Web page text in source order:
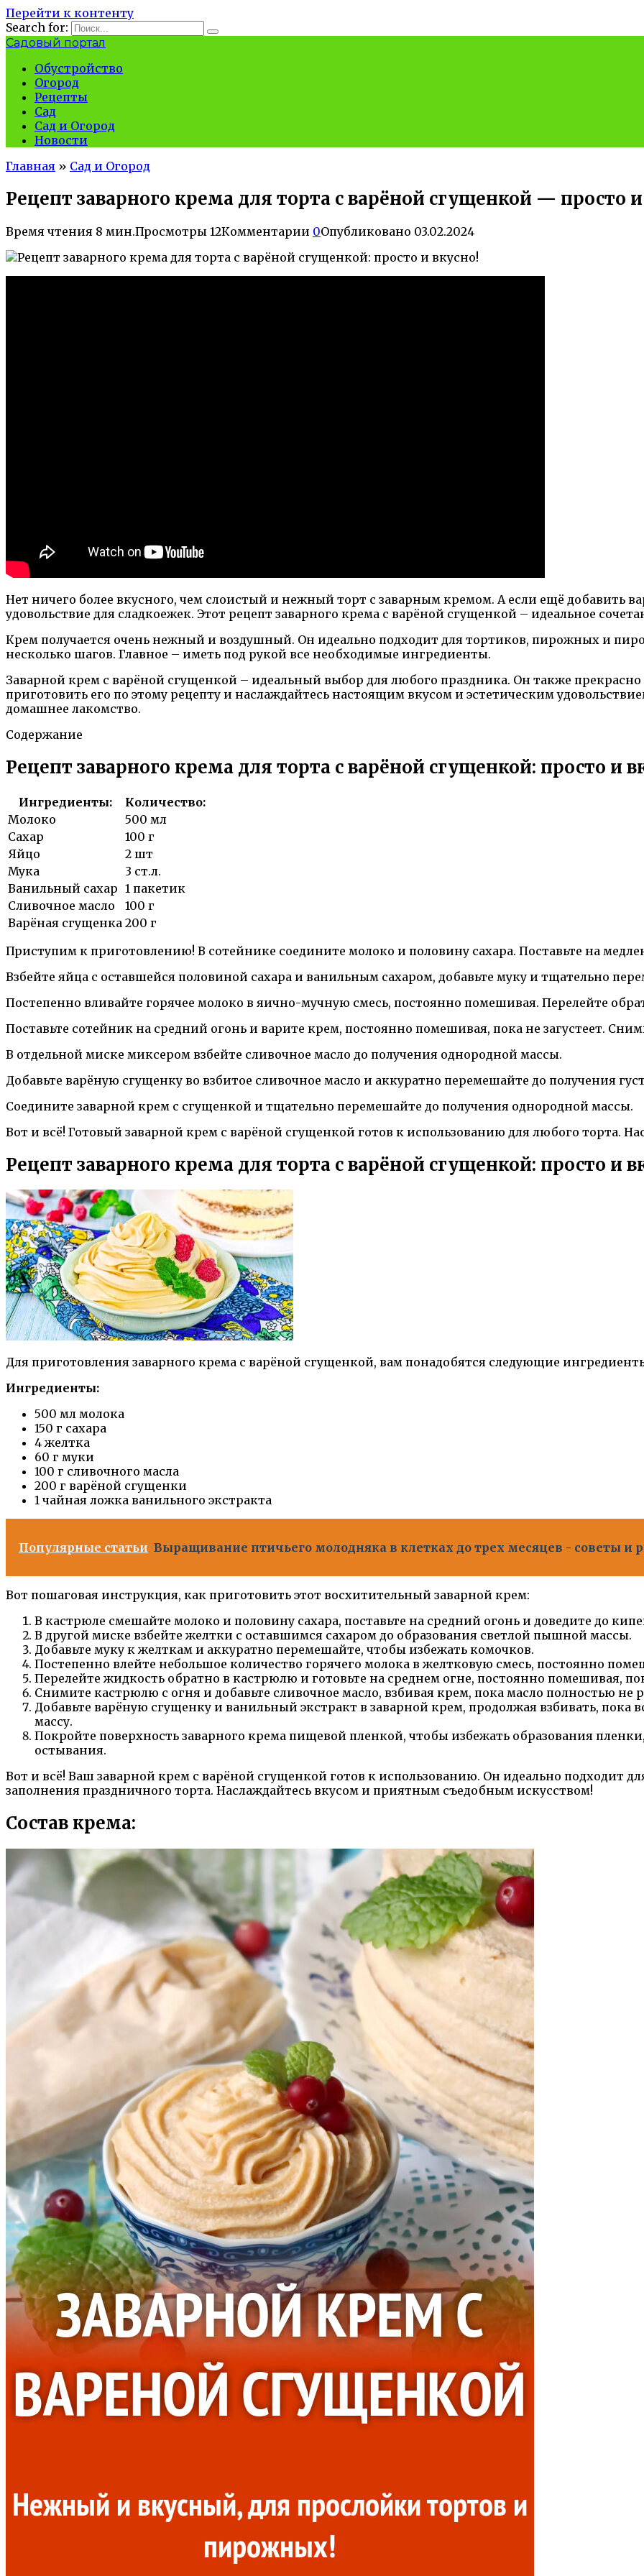
Перейти к контенту
Search for:
Садовый портал
Обустройство
Огород
Рецепты
Сад
Сад и Огород
Новости
Главная » Сад и Огород
Рецепт заварного крема для торта с варёной сгущенкой — просто
Время чтения 8 мин.Просмотры 12Комментарии 0Опубликовано 03.02.2024
Нет ничего более вкусного, чем слоистый и нежный торт с заварным кремом. А если ещё добавить
удовольствие для сладкоежек. Этот рецепт заварного крема с варёной сгущенкой – идеальное
Крем получается очень нежный и воздушный. Он идеально подходит для тортиков, пирожных и
несколько шагов. Главное – иметь под рукой все необходимые ингредиенты.
Заварной крем с варёной сгущенкой – идеальный выбор для любого праздника. Он также
приготовить его по этому рецепту и наслаждайтесь настоящим вкусом и эстетическим
домашнее лакомство.
Содержание
Рецепт заварного крема для торта с варёной сгущенкой: просто и
Ингредиенты:
Количество:
Молоко
500 мл
Сахар
100 г
Яйцо
2 шт
Мука
3 ст.л.
Ванильный сахар 1 пакетик
Сливочное масло
100 г
Варёная сгущенка 200 г
Приступим к приготовлению! В сотейнике соедините молоко и половину сахара. Поставьте на
Взбейте яйца с оставшейся половиной сахара и ванильным сахаром, добавьте муку и тщательно
Постепенно вливайте горячее молоко в яично-мучную смесь, постоянно помешивая. Перелейте
Поставьте сотейник на средний огонь и варите крем, постоянно помешивая, пока не загустеет.
В отдельной миске миксером взбейте сливочное масло до получения однородной массы.
Добавьте варёную сгущенку во взбитое сливочное масло и аккуратно перемешайте до получения
Соедините заварной крем с сгущенкой и тщательно перемешайте до получения однородной массы.
Вот и всё! Готовый заварной крем с варёной сгущенкой готов к использованию для любого торта.
Рецепт заварного крема для торта с варёной сгущенкой: просто и
Для приготовления заварного крема с варёной сгущенкой, вам понадобятся следующие
Ингредиенты:
500 мл молока
150 г сахара
4 желтка
60 г муки
100 г сливочного масла
200 г варёной сгущенки
1 чайная ложка ванильного экстракта
Популярные статьи Выращивание птичьего молодняка в клетках до трех месяцев - советы и
Вот пошаговая инструкция, как приготовить этот восхитительный заварной крем:
В кастрюле смешайте молоко и половину сахара, поставьте на средний огонь и доведите до
В другой миске взбейте желтки с оставшимся сахаром до образования светлой пышной массы.
Добавьте муку к желткам и аккуратно перемешайте, чтобы избежать комочков.
Постепенно влейте небольшое количество горячего молока в желтковую смесь, постоянно
Перелейте жидкость обратно в кастрюлю и готовьте на среднем огне, постоянно помешивая,
Снимите кастрюлю с огня и добавьте сливочное масло, взбивая крем, пока масло полностью не
Добавьте варёную сгущенку и ванильный экстракт в заварной крем, продолжая взбивать,
массу.
Покройте поверхность заварного крема пищевой пленкой, чтобы избежать образования
остывания.
Вот и всё! Ваш заварной крем с варёной сгущенкой готов к использованию. Он идеально подходит
заполнения праздничного торта. Наслаждайтесь вкусом и приятным съедобным искусством!
Состав крема: